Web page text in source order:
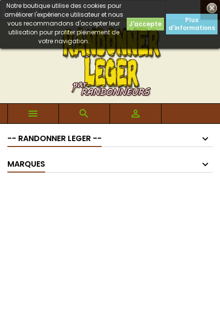

Notre boutique utilise des cookies pour
améliorer l'expérience utilisateur et nous
vous recommandons d'accepter leur
utilisation pour profiter pleinement de
votre navigation.
J'accepte
Plus
d'informations
  
-- RANDONNER LEGER --
MARQUES